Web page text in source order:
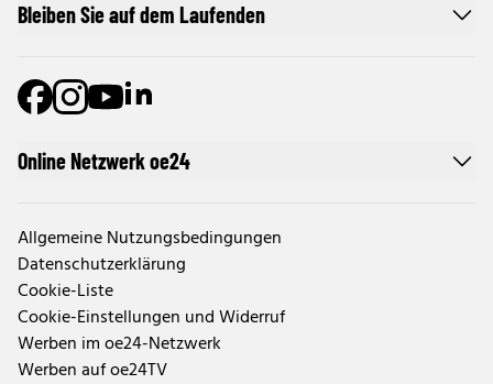
Online Netzwerk oe24
Allgemeine Nutzungsbedingungen
Datenschutzerklärung
Cookie-Liste
Cookie-Einstellungen und Widerruf
Werben im oe24-Netzwerk
Werben auf oe24TV
Bleiben Sie auf dem Laufenden